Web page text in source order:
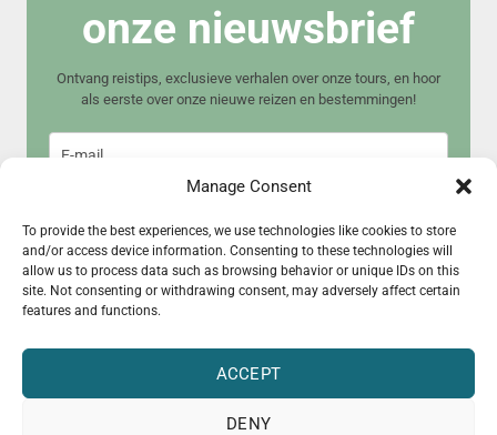
Manage Consent
To provide the best experiences, we use technologies like cookies to store
and/or access device information. Consenting to these technologies will
allow us to process data such as browsing behavior or unique IDs on this
site. Not consenting or withdrawing consent, may adversely affect certain
features and functions.
ACCEPT
DENY
onze nieuwsbrief
Ontvang reistips, exclusieve verhalen over onze tours, en hoor
als eerste over onze nieuwe reizen en bestemmingen!
Meld je aan